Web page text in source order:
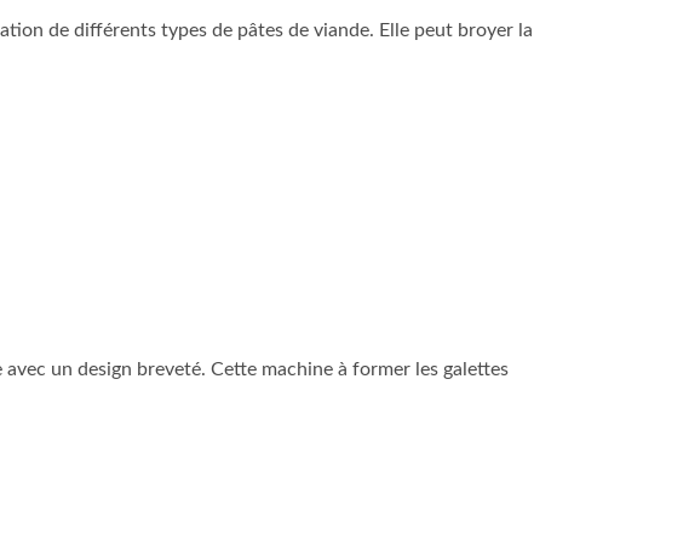
de différents types de pâtes de viande. Elle peut broyer la
un design breveté. Cette machine à former les galettes